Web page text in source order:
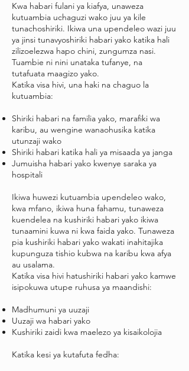
Kwa habari fulani ya kiafya, unaweza
kutuambia uchaguzi wako juu ya kile
tunachoshiriki. Ikiwa una upendeleo wazi juu
ya jinsi tunavyoshiriki habari yako katika hali
zilizoelezwa hapo chini, zungumza nasi.
Tuambie ni nini unataka tufanye, na
tutafuata maagizo yako.
Katika visa hivi, una haki na chaguo la
kutuambia:
Shiriki habari na familia yako, marafiki wa
karibu, au wengine wanaohusika katika
utunzaji wako
Shiriki habari katika hali ya misaada ya janga
Jumuisha habari yako kwenye saraka ya
hospitali
Ikiwa huwezi kutuambia upendeleo wako,
kwa mfano, ikiwa huna fahamu, tunaweza
kuendelea na kushiriki habari yako ikiwa
tunaamini kuwa ni kwa faida yako. Tunaweza
pia kushiriki habari yako wakati inahitajika
kupunguza tishio kubwa na karibu kwa afya
au usalama.
Katika visa hivi hatushiriki habari yako kamwe
isipokuwa utupe ruhusa ya maandishi:
Madhumuni ya uuzaji
Uuzaji wa habari yako
Kushiriki zaidi kwa maelezo ya kisaikolojia
Katika kesi ya kutafuta fedha: